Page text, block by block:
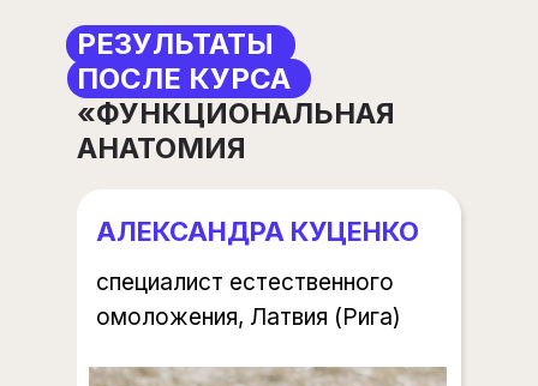
РЕЗУЛЬТАТЫ
ПОСЛЕ КУРСА
«ФУНКЦИОНАЛЬНАЯ
АНАТОМИЯ
специалист естественного
омоложения, Латвия (Рига)
АЛЕКСАНДРА КУЦЕНКО